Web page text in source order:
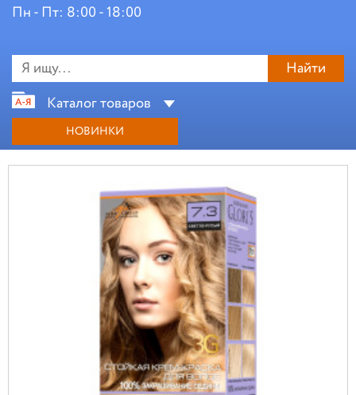
Пн - Пт: 8:00 - 18:00
Найти
Каталог товаров
НОВИНКИ